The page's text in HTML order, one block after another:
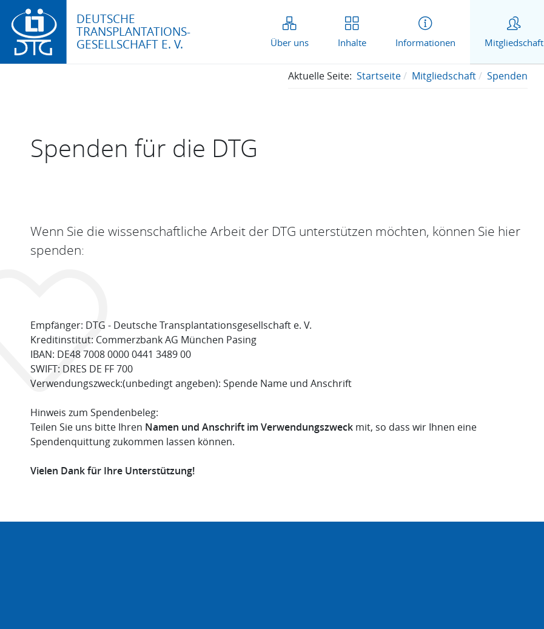
DEUTSCHE
TRANSPLANTATIONS-
GESELLSCHAFT E. V.
Über uns Inhalte Informationen Mitgliedschaft
Aktuelle Seite: Startseite Mitgliedschaft Spenden
Spenden für die DTG
Wenn Sie die wissenschaftliche Arbeit der DTG unterstützen möchten, können Sie hier
spenden:
Empfänger: DTG - Deutsche Transplantationsgesellschaft e. V.
Kreditinstitut: Commerzbank AG München Pasing
IBAN: DE48 7008 0000 0441 3489 00
SWIFT: DRES DE FF 700
Verwendungszweck:(unbedingt angeben): Spende Name und Anschrift
Hinweis zum Spendenbeleg:
Teilen Sie uns bitte Ihren Namen und Anschrift im Verwendungszweck mit, so dass wir Ihnen eine
Spendenquittung zukommen lassen können.
Vielen Dank für Ihre Unterstützung!